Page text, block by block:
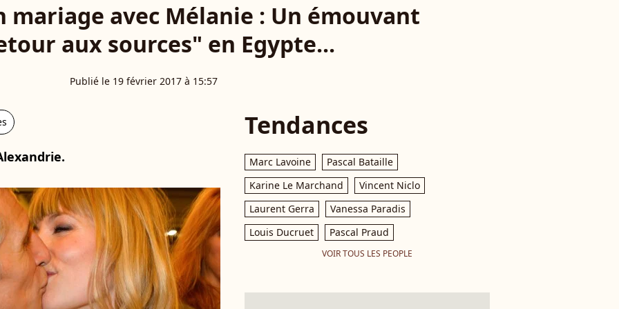
mariage avec Mélanie : Un émouvant
aux sources" en Egypte...
Publié le 19 février 2017 à 15:57
Tendances
Marc Lavoine
Pascal Bataille
Karine Le Marchand
Vincent Niclo
Laurent Gerra
Vanessa Paradis
Louis Ducruet
Pascal Praud
VOIR TOUS LES PEOPLE